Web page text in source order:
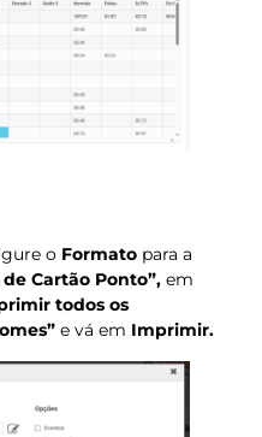
o Formato para a
Cartão Ponto”, em
todos os
e vá em Imprimir.